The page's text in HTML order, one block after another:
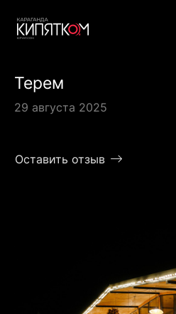
Терем
29 августа 2025
Оставить отзыв